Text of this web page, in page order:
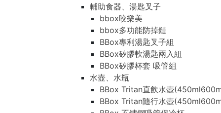
輔助食器、湯匙叉子
bbox咬樂美
bbox多功能防掉鏈
BBox專利湯匙叉子組
BBox矽膠軟湯匙兩入組
BBox矽膠杯套 吸管組
水壺、水瓶
BBox Tritan直飲水壺
BBox Tritan隨行水壺